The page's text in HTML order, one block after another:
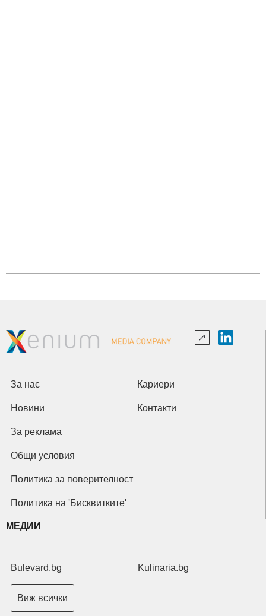
За нас Кариери
Новини Контакти
За реклама
Общи условия
Политика за поверителност
Политика на 'Бисквитките'
МЕДИИ
Bulevard.bg Kulinaria.bg
Виж всички